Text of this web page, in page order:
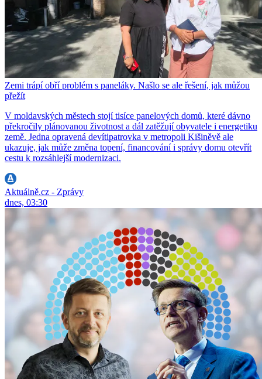
Zemi trápí obří problém s paneláky. Našlo se ale řešení, jak můžou
přežít
V moldavských městech stojí tisíce panelových domů, které dávno
překročily plánovanou životnost a dál zatěžují obyvatele i energetiku
země. Jedna opravená devítipatrovka v metropoli Kišiněvě ale
ukazuje, jak může změna topení, financování i správy domu otevřít
cestu k rozsáhlejší modernizaci.
Aktuálně.cz - Zprávy
dnes, 03:30